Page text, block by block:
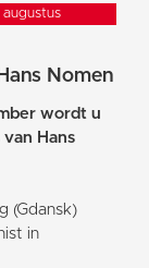
augustus
Nomen
wordt u
Hans
(Gdansk)
in